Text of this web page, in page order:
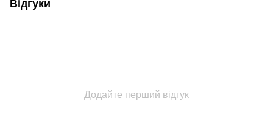
Відгуки
Додайте перший відгук